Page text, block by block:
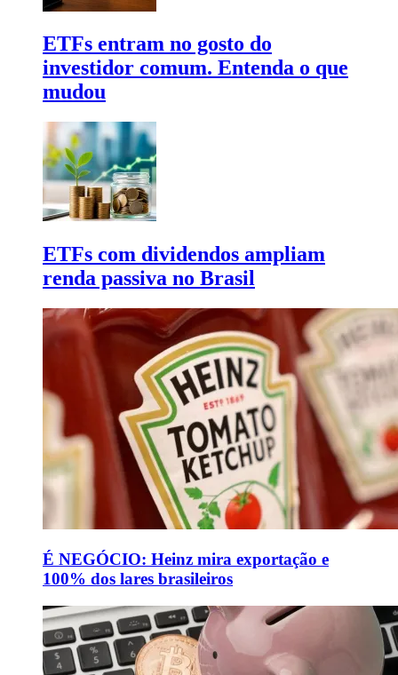
ETFs entram no gosto do
investidor comum. Entenda o que
mudou
ETFs com dividendos ampliam
renda passiva no Brasil
É NEGÓCIO: Heinz mira exportação e
100% dos lares brasileiros